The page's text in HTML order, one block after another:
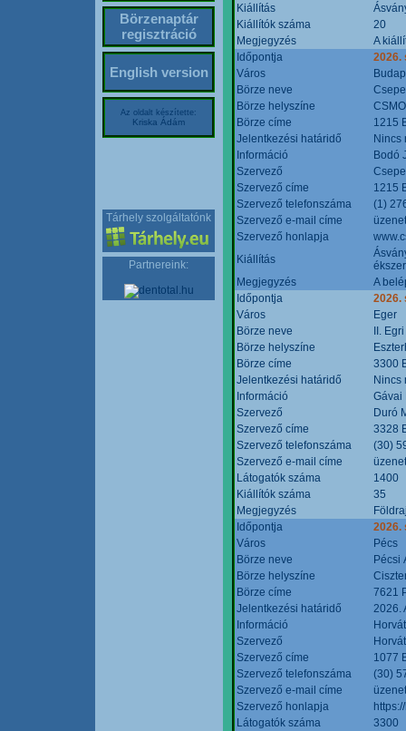
Börzenaptár
regisztráció
English version
Az oldalt készítette:
Kriska Ádám
Tárhely szolgáltatónk
Partnereink:
Kiállítás
Kiállítók száma
20
Megjegyzés
A
Időpontja
2026.
Város
Börze neve
Börze helyszíne
Börze címe
1215
Jelentkezési határidő
Nincs
Információ
Bodó
Szervező
Szervező címe
1215
Szervező telefonszáma
(1)
Szervező e-mail címe
Szervező honlapja
Kiállítás
Megjegyzés
A
Időpontja
2026.
Város
Eger
Börze neve
II.
Börze helyszíne
Börze címe
3300
Jelentkezési határidő
Nincs
Információ
Gávai
Szervező
Duró
Szervező címe
3328
Szervező telefonszáma
(30)
Szervező e-mail címe
Látogatók száma
1400
Kiállítók száma
35
Megjegyzés
Időpontja
2026.
Város
Pécs
Börze neve
Pécsi
Börze helyszíne
Börze címe
7621
Jelentkezési határidő
2026.
Információ
Szervező
Szervező címe
1077
Szervező telefonszáma
(30)
Szervező e-mail címe
Szervező honlapja
Látogatók száma
3300